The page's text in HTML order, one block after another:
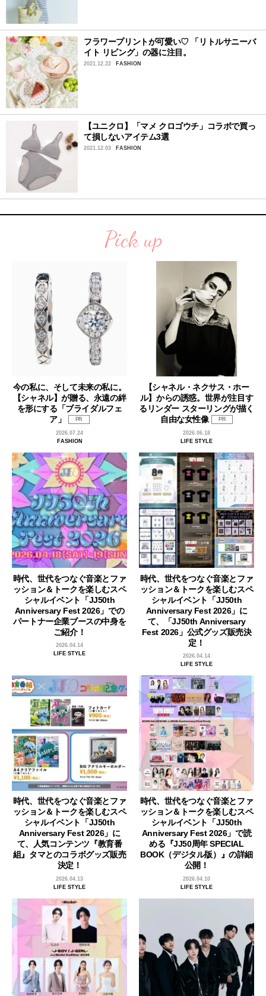
フラワープリントが可愛い♡ 「リトルサニーバ
イト リビング」の器に注目。
2021.12.22 FASHION
【ユニクロ】「マメ クロゴウチ」コラボで買っ
て損しないアイテム3選
2021.12.03 FASHION
Pick up
今の私に、そして未来の私に。
【シャネル】が贈る、永遠の絆
を形にする「ブライダルフェ
ア」
PR
2026.07.24
FASHION
【シャネル・ネクサス・ホー
ル】からの誘惑。世界が注目す
るリンダー スターリングが描く
自由な女性像
PR
2026.06.18
LIFE STYLE
時代、世代をつなぐ音楽とファ
ッション＆トークを楽しむスペ
シャルイベント「JJ50th
Anniversary Fest 2026」での
パートナー企業ブースの中身を
ご紹介！
2026.04.14
LIFE STYLE
時代、世代をつなぐ音楽とファ
ッション＆トークを楽しむスペ
シャルイベント「JJ50th
Anniversary Fest 2026」に
て、「JJ50th Anniversary
Fest 2026」公式グッズ販売決
定！
2026.04.14
LIFE STYLE
時代、世代をつなぐ音楽とファ
ッション＆トークを楽しむスペ
シャルイベント「JJ50th
Anniversary Fest 2026」に
て、人気コンテンツ『教育番
組』タマとのコラボグッズ販売
決定！
2026.04.13
LIFE STYLE
時代、世代をつなぐ音楽とファ
ッション＆トークを楽しむスペ
シャルイベント「JJ50th
Anniversary Fest 2026」で読
める『JJ50周年 SPECIAL
BOOK（デジタル版）』の詳細
公開！
2026.04.10
LIFE STYLE